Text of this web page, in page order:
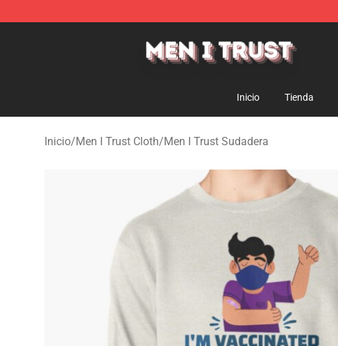
Inicio Tienda
Inicio/Men I Trust Cloth/Men I Trust Sudadera